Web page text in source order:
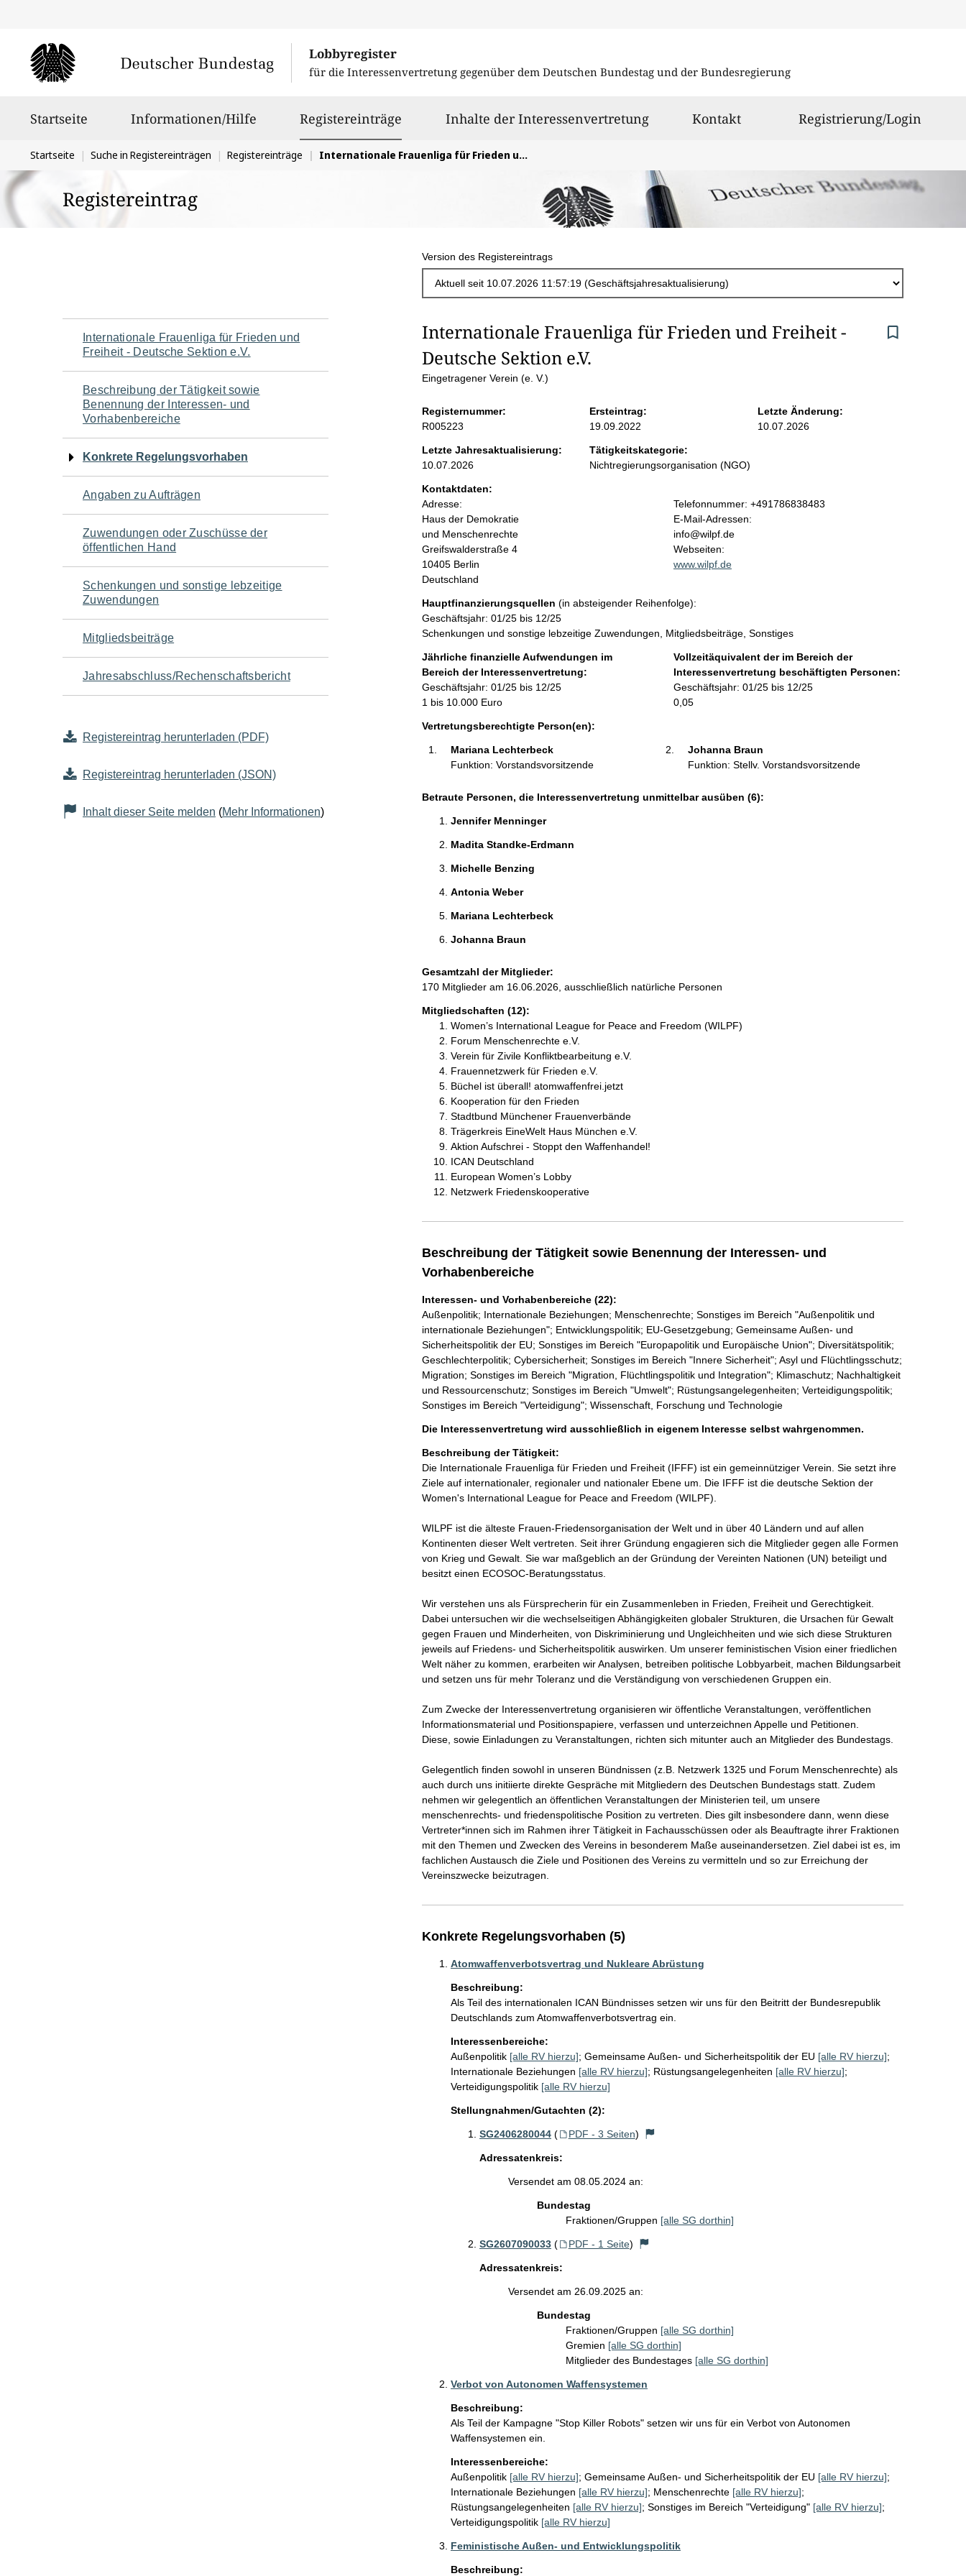
Lobbyregister
für die Interessenvertretung gegenüber dem Deutschen Bundestag und der Bundesregierung
Startseite Informationen/Hilfe Registereinträge ausgewähltInhalte der Interessenvertretung Kontakt Registrierung/Login
Sie
befinden
sich
hier:
Startseite Suche in Registereinträgen Registereinträge Internationale Frauenliga für Frieden und Freiheit - Deutsche Sektion e.V.
Registereintrag
Version des Registereintrags
Navigation
für
den
Seiteninhalt
Internationale Frauenliga für Frieden und
Freiheit - Deutsche Sektion e.V.
Beschreibung der Tätigkeit sowie
Benennung der Interessen- und
Vorhabenbereiche
Konkrete Regelungsvorhaben
Angaben zu Aufträgen
Zuwendungen oder Zuschüsse der
öffentlichen Hand
Schenkungen und sonstige lebzeitige
Zuwendungen
Mitgliedsbeiträge
Jahresabschluss/Rechenschaftsbericht
Registereintrag herunterladen (PDF)
Registereintrag herunterladen (JSON)
Inhalt dieser Seite melden (Mehr Informationen)
S
e
i
t
e
n
i
n
h
a
l
t
Internationale Frauenliga für Frieden und Freiheit -
Deutsche Sektion e.V.
Eingetragener Verein (e. V.)
Registernummer:
R005223
Ersteintrag:
19.09.2022
Letzte Änderung:
10.07.2026
Letzte Jahresaktualisierung:
10.07.2026
Tätigkeitskategorie:
Nichtregierungsorganisation (NGO)
Kontaktdaten:
Adresse:
Haus der Demokratie
und Menschenrechte
Greifswalderstraße 4
10405 Berlin
Deutschland
K
o
n
t
a
i
f
o
r
m
a
Telefonnummer: +491786838483
E-Mail-Adressen:
info@wilpf.de
Webseiten:
www.wilpf.de
Hauptfinanzierungsquellen (in absteigender Reihenfolge):
Geschäftsjahr: 01/25 bis 12/25
Schenkungen und sonstige lebzeitige Zuwendungen, Mitgliedsbeiträge, Sonstiges
Jährliche finanzielle Aufwendungen im
Bereich der Interessenvertretung:
Geschäftsjahr: 01/25 bis 12/25
1 bis 10.000 Euro
Vollzeitäquivalent der im Bereich der
Interessenvertretung beschäftigten Personen:
Geschäftsjahr: 01/25 bis 12/25
0,05
Vertretungsberechtigte Person(en):
Mariana Lechterbeck
Funktion: Vorstandsvorsitzende
Johanna Braun
Funktion: Stellv. Vorstandsvorsitzende
Betraute Personen, die Interessenvertretung unmittelbar ausüben (6):
Jennifer Menninger
Madita Standke-Erdmann
Michelle Benzing
Antonia Weber
Mariana Lechterbeck
Johanna Braun
Gesamtzahl der Mitglieder:
170 Mitglieder am 16.06.2026, ausschließlich natürliche Personen
Mitgliedschaften (12):
Women’s International League for Peace and Freedom (WILPF)
Forum Menschenrechte e.V.
Verein für Zivile Konfliktbearbeitung e.V.
Frauennetzwerk für Frieden e.V.
Büchel ist überall! atomwaffenfrei.jetzt
Kooperation für den Frieden
Stadtbund Münchener Frauenverbände
Trägerkreis EineWelt Haus München e.V.
Aktion Aufschrei - Stoppt den Waffenhandel!
ICAN Deutschland
European Women’s Lobby
Netzwerk Friedenskooperative
Beschreibung der Tätigkeit sowie Benennung der Interessen- und
Vorhabenbereiche
Interessen- und Vorhabenbereiche (22):
Außenpolitik; Internationale Beziehungen; Menschenrechte; Sonstiges im Bereich "Außenpolitik und
internationale Beziehungen"; Entwicklungspolitik; EU-Gesetzgebung; Gemeinsame Außen- und
Sicherheitspolitik der EU; Sonstiges im Bereich "Europapolitik und Europäische Union"; Diversitätspolitik;
Geschlechterpolitik; Cybersicherheit; Sonstiges im Bereich "Innere Sicherheit"; Asyl und Flüchtlingsschutz;
Migration; Sonstiges im Bereich "Migration, Flüchtlingspolitik und Integration"; Klimaschutz; Nachhaltigkeit
und Ressourcenschutz; Sonstiges im Bereich "Umwelt"; Rüstungsangelegenheiten; Verteidigungspolitik;
Sonstiges im Bereich "Verteidigung"; Wissenschaft, Forschung und Technologie
Die Interessenvertretung wird ausschließlich in eigenem Interesse selbst wahrgenommen.
Beschreibung der Tätigkeit:
Die Internationale Frauenliga für Frieden und Freiheit (IFFF) ist ein gemeinnütziger Verein. Sie setzt ihre
Ziele auf internationaler, regionaler und nationaler Ebene um. Die IFFF ist die deutsche Sektion der
Women's International League for Peace and Freedom (WILPF).
WILPF ist die älteste Frauen-Friedensorganisation der Welt und in über 40 Ländern und auf allen
Kontinenten dieser Welt vertreten. Seit ihrer Gründung engagieren sich die Mitglieder gegen alle Formen
von Krieg und Gewalt. Sie war maßgeblich an der Gründung der Vereinten Nationen (UN) beteiligt und
besitzt einen ECOSOC-Beratungsstatus.
Wir verstehen uns als Fürsprecherin für ein Zusammenleben in Frieden, Freiheit und Gerechtigkeit.
Dabei untersuchen wir die wechselseitigen Abhängigkeiten globaler Strukturen, die Ursachen für Gewalt
gegen Frauen und Minderheiten, von Diskriminierung und Ungleichheiten und wie sich diese Strukturen
jeweils auf Friedens- und Sicherheitspolitik auswirken. Um unserer feministischen Vision einer friedlichen
Welt näher zu kommen, erarbeiten wir Analysen, betreiben politische Lobbyarbeit, machen Bildungsarbeit
und setzen uns für mehr Toleranz und die Verständigung von verschiedenen Gruppen ein.
Zum Zwecke der Interessenvertretung organisieren wir öffentliche Veranstaltungen, veröffentlichen
Informationsmaterial und Positionspapiere, verfassen und unterzeichnen Appelle und Petitionen.
Diese, sowie Einladungen zu Veranstaltungen, richten sich mitunter auch an Mitglieder des Bundestags.
Gelegentlich finden sowohl in unseren Bündnissen (z.B. Netzwerk 1325 und Forum Menschenrechte) als
auch durch uns initiierte direkte Gespräche mit Mitgliedern des Deutschen Bundestags statt. Zudem
nehmen wir gelegentlich an öffentlichen Veranstaltungen der Ministerien teil, um unsere
menschenrechts- und friedenspolitische Position zu vertreten. Dies gilt insbesondere dann, wenn diese
Vertreter*innen sich im Rahmen ihrer Tätigkeit in Fachausschüssen oder als Beauftragte ihrer Fraktionen
mit den Themen und Zwecken des Vereins in besonderem Maße auseinandersetzen. Ziel dabei ist es, im
fachlichen Austausch die Ziele und Positionen des Vereins zu vermitteln und so zur Erreichung der
Vereinszwecke beizutragen.
Konkrete Regelungsvorhaben (5)
Atomwaffenverbotsvertrag und Nukleare Abrüstung
Beschreibung:
Als Teil des internationalen ICAN Bündnisses setzen wir uns für den Beitritt der Bundesrepublik
Deutschlands zum Atomwaffenverbotsvertrag ein.
Interessenbereiche:
Außenpolitik [alle RV hierzu]; Gemeinsame Außen- und Sicherheitspolitik der EU [alle RV hierzu];
Internationale Beziehungen [alle RV hierzu]; Rüstungsangelegenheiten [alle RV hierzu];
Verteidigungspolitik [alle RV hierzu]
Stellungnahmen/Gutachten (2):
SG2406280044 ( PDF - 3 Seiten)
Adressatenkreis:
Versendet am 08.05.2024 an:
Bundestag
Fraktionen/Gruppen [alle SG dorthin]
SG2607090033 ( PDF - 1 Seite)
Adressatenkreis:
Versendet am 26.09.2025 an:
Bundestag
Fraktionen/Gruppen [alle SG dorthin]
Gremien [alle SG dorthin]
Mitglieder des Bundestages [alle SG dorthin]
Verbot von Autonomen Waffensystemen
Beschreibung:
Als Teil der Kampagne "Stop Killer Robots" setzen wir uns für ein Verbot von Autonomen
Waffensystemen ein.
Interessenbereiche:
Außenpolitik [alle RV hierzu]; Gemeinsame Außen- und Sicherheitspolitik der EU [alle RV hierzu];
Internationale Beziehungen [alle RV hierzu]; Menschenrechte [alle RV hierzu];
Rüstungsangelegenheiten [alle RV hierzu]; Sonstiges im Bereich "Verteidigung" [alle RV hierzu];
Verteidigungspolitik [alle RV hierzu]
Feministische Außen- und Entwicklungspolitik
Beschreibung: